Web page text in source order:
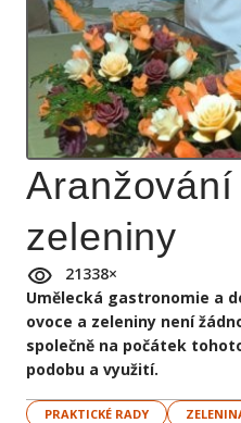
zeleniny
21338×
Umělecká gastronomie a
ovoce a zeleniny není
společně na počátek
podobu a využití.
PRAKTICKÉ RADY